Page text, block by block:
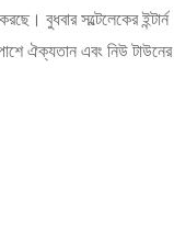
বুধবার সল্টেলেকের ইন্টার্ন
ঐক্যতান এবং নিউ টাউনের